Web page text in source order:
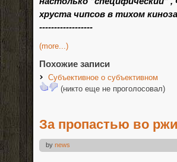
хруста чипсов в тихом
------------------
(more...)
Похожие записи
Субъективное о субъективном
(никто еще не проголосовал)
За пропастью во
by news